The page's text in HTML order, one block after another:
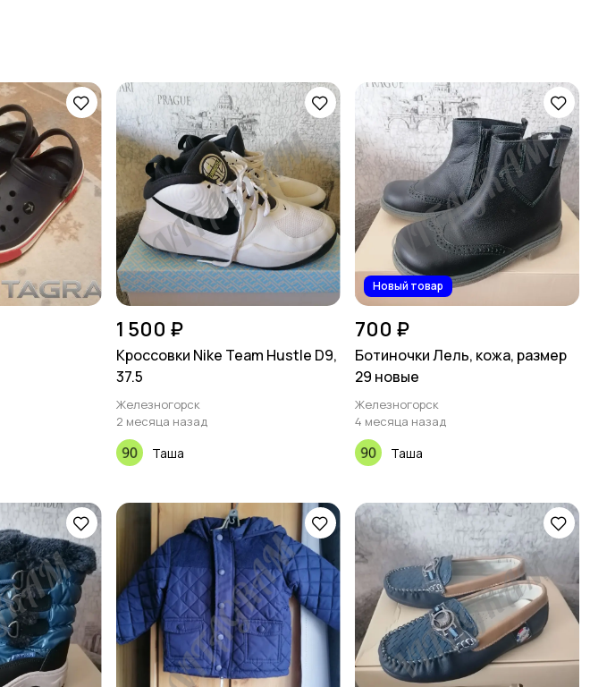
1 500 ₽
Кроссовки Nike Team Hustle D9,
37.5
Железногорск
2 месяца назад
Таша
Новый товар
700 ₽
Ботиночки Лель, кожа, размер
29 новые
Железногорск
4 месяца назад
Таша